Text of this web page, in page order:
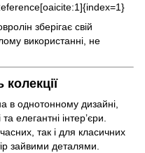
зберігає свій
використанні, не
в однотонному дизайні,
елегантні інтер’єри.
так і для класичних
зайвими деталями.